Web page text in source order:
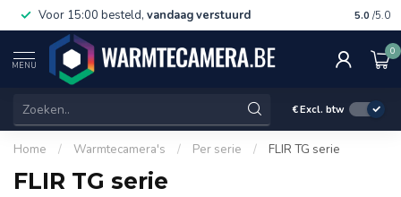
Voor 15:00 besteld, vandaag verstuurd Gratis
5.0 /5.0
MENU
0
€Excl. btw
Home / Warmtecamera's / Per serie / FLIR TG serie
FLIR TG serie